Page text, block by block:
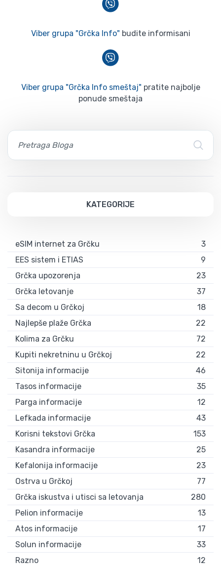
Viber grupa "Grčka Info" budite informisani
Viber grupa "Grčka Info smeštaj" pratite najbolje
ponude smeštaja
KATEGORIJE
eSIM internet za Grčku
3
EES sistem i ETIAS
9
Grčka upozorenja
23
Grčka letovanje
37
Sa decom u Grčkoj
18
Najlepše plaže Grčka
22
Kolima za Grčku
72
Kupiti nekretninu u Grčkoj
22
Sitonija informacije
46
Tasos informacije
35
Parga informacije
12
Lefkada informacije
43
Korisni tekstovi Grčka
153
Kasandra informacije
25
Kefalonija informacije
23
Ostrva u Grčkoj
77
Grčka iskustva i utisci sa letovanja
280
Pelion informacije
13
Atos informacije
17
Solun informacije
33
Razno
12